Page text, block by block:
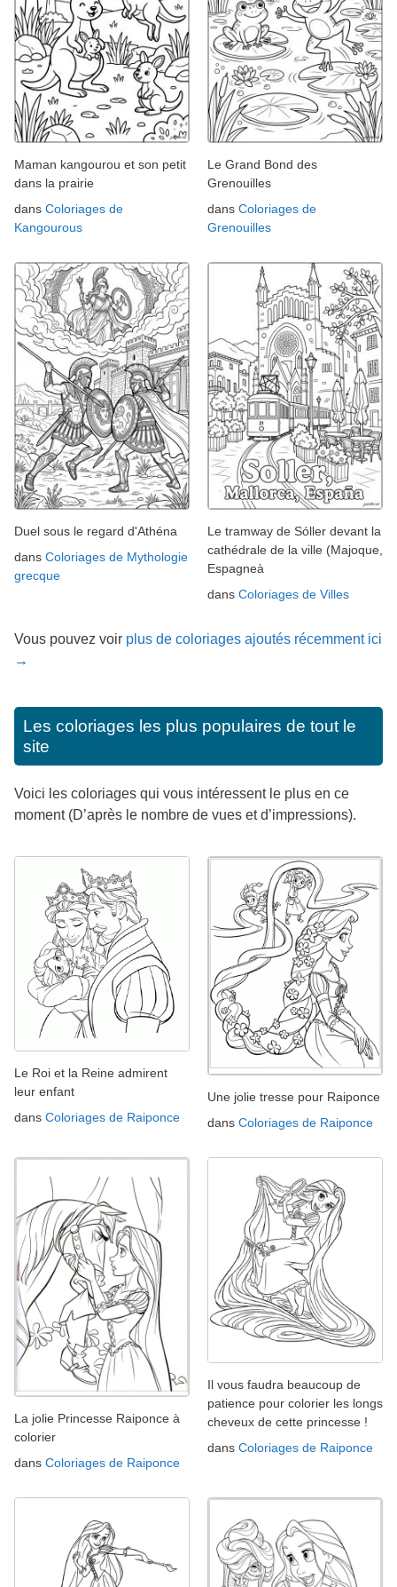
Maman kangourou et son petit
dans la prairie
dans Coloriages de
Kangourous
Le Grand Bond des
Grenouilles
dans Coloriages de
Grenouilles
Duel sous le regard d'Athéna
dans Coloriages de Mythologie
grecque
Le tramway de Sóller devant la
cathédrale de la ville (Majoque,
Espagneà
dans Coloriages de Villes
Vous pouvez voir plus de coloriages ajoutés récemment ici
→
Les coloriages les plus populaires de tout le
site
Voici les coloriages qui vous intéressent le plus en ce
moment (D’après le nombre de vues et d’impressions).
Le Roi et la Reine admirent
leur enfant
dans Coloriages de Raiponce
Une jolie tresse pour Raiponce
dans Coloriages de Raiponce
La jolie Princesse Raiponce à
colorier
dans Coloriages de Raiponce
Il vous faudra beaucoup de
patience pour colorier les longs
cheveux de cette princesse !
dans Coloriages de Raiponce